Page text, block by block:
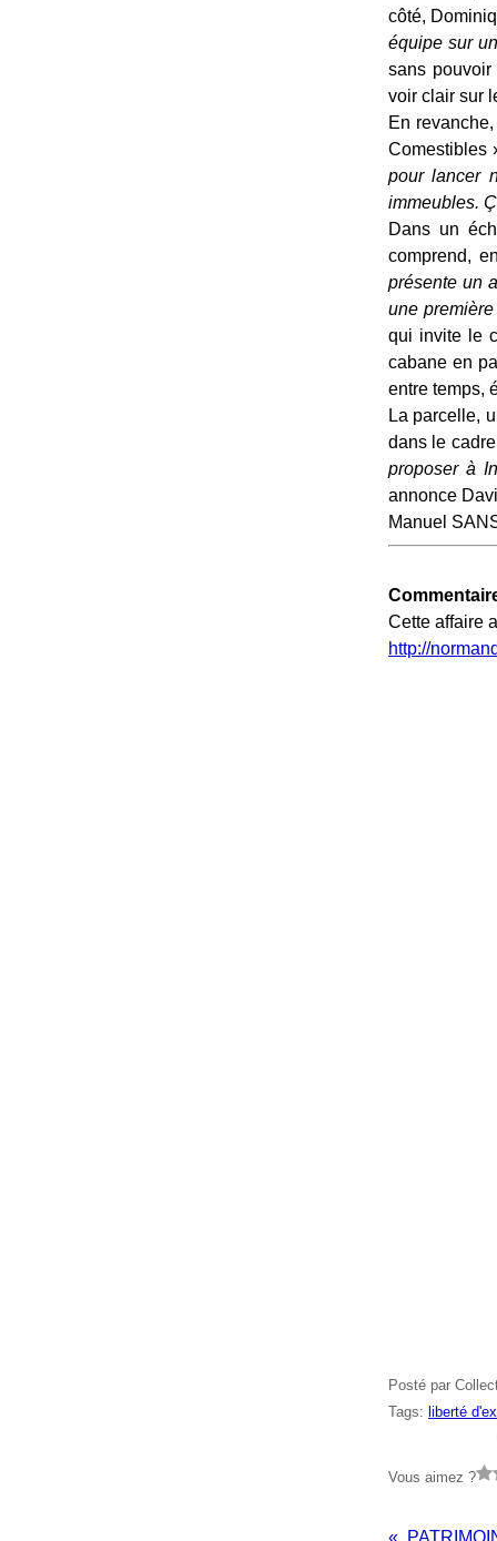
côté,
équipe sur
sans pouvoir
voir clair sur
En
Comestibles
pour lancer
immeubles.
Dans un
comprend,
présente un
une
qui invite le
cabane en
entre temps,
La parcelle,
dans le
proposer à
annonce
Manuel
Cette affaire
http://
Posté par
Tags: liberté
Vous aimez ?